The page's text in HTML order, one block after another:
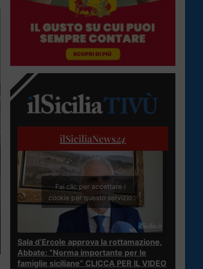
ilSiciliaNews24
Fai clic per accettare i
cookie per questo servizio
Sala d’Ercole approva la rottamazione,
Abbate: “Norma importante per le
famiglie siciliane” CLICCA PER IL VIDEO